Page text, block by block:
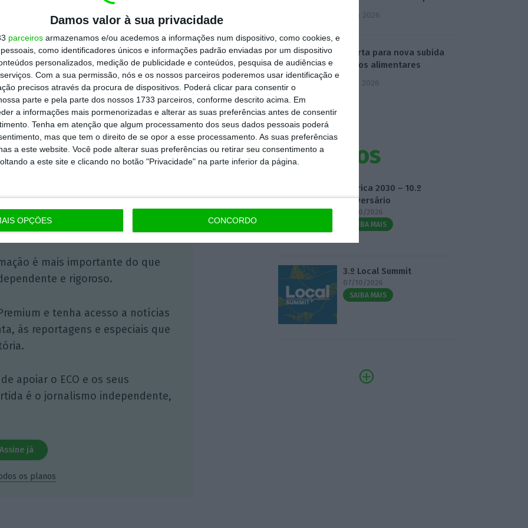
Damos valor à sua privacidade
parceiros armazenamos e/ou acedemos a informações num dispositivo, como cookies, e
como identificadores únicos e informações padrão enviadas por um dispositivo
personalizados, medição de publicidade e conteúdos, pesquisa de audiências e
Com a sua permissão, nós e os nossos parceiros poderemos usar identificação e
precisos através da procura de dispositivos. Poderá clicar para consentir o
parte e pela parte dos nossos 1733 parceiros, conforme descrito acima. Em
a informações mais pormenorizadas e alterar as suas preferências antes de consentir
Tenha em atenção que algum processamento dos seus dados pessoais poderá
mas que tem o direito de se opor a esse processamento. As suas preferências
a este website. Você pode alterar suas preferências ou retirar seu consentimento a
a este site e clicando no botão "Privacidade" na parte inferior da página.
OPÇÕES CONCORDO
despejados em estradas ou vias férreas
AFP que Varsóvia e Kiev estavam “longe de
agrícolas ucranianos. O primeiro-
seu lado, declarou que a Ucrânia tem “o
Copiar
Premium
é mais importante do que
e rigoroso.
e tenha acesso a notícias
às reportagens e especiais que
apoiar o ECO e os seus
é o jornalismo independente,
Assine já
os planos
4 Agosto 2026
FAO alerta para nova subida
de preços alimentares
5 Agosto 2026
Eventos
Fábrica 2030 – 10.º
Aniversário
14/10/2026
SAIBA MAIS
3.º Local Summit
07/10/2026
SAIBA MAIS